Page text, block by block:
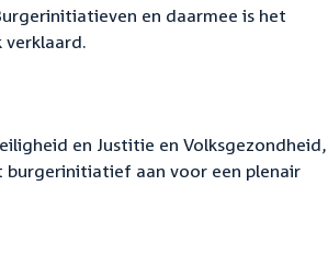
en daarmee is het
en Justitie en Volksgezondheid,
burgerinitiatief aan voor een plenair